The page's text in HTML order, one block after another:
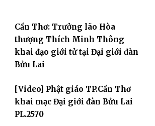
Cần Thơ: Trưởng lão Hòa
thượng Thích Minh Thông
khai đạo giới tử tại Đại giới đàn
Bửu Lai
[Video] Phật giáo TP.Cần Thơ
khai mạc Đại giới đàn Bửu Lai
PL.2570